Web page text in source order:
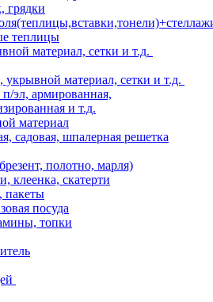
грядки
теплицы
материал, сетки и т.д.
укрывной материал, сетки и т.д.
эл, армированная,
и т.д.
материал
садовая, шпалерная решетка
полотно, марля)
клеенка, скатерти
посуда
топки